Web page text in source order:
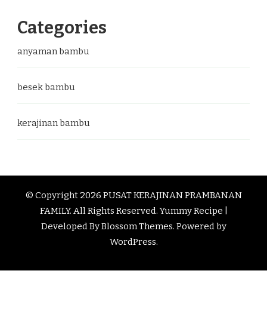
Categories
anyaman bambu
besek bambu
kerajinan bambu
© Copyright 2026 PUSAT KERAJINAN PRAMBANAN
FAMILY. All Rights Reserved.Yummy Recipe |
Developed ByBlossom Themes. Powered by
WordPress.